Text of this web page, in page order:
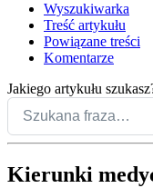
Wyszukiwarka
Treść artykułu
Powiązane treści
Komentarze
Jakiego artykułu
Kierunki